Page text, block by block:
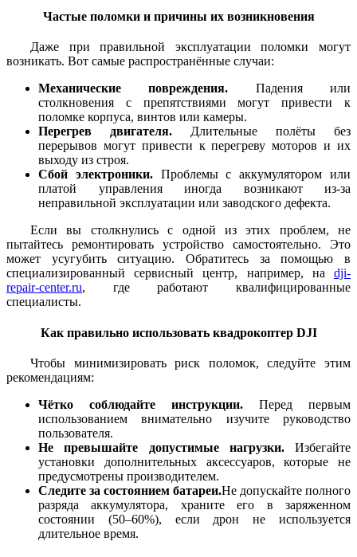
Частые поломки и причины их возникновения
Даже при правильной эксплуатации поломки могут
возникать. Вот самые распространённые случаи:
Механические повреждения. Падения или
столкновения с препятствиями могут привести к
поломке корпуса, винтов или камеры.
Перегрев двигателя. Длительные полёты без
перерывов могут привести к перегреву моторов и их
выходу из строя.
Сбой электроники.Проблемы с аккумулятором или
платой управления иногда возникают из-за
неправильной эксплуатации или заводского дефекта.
Если вы столкнулись с одной из этих проблем, не
пытайтесь ремонтировать устройство самостоятельно. Это
может усугубить ситуацию. Обратитесь за помощью в
специализированный сервисный центр, например, на dji-
repair-center.ru, где работают квалифицированные
специалисты.
Как правильно использовать квадрокоптер DJI
Чтобы минимизировать риск поломок, следуйте этим
рекомендациям:
Чётко соблюдайте инструкции. Перед первым
использованием внимательно изучите руководство
пользователя.
Не превышайте допустимые нагрузки.Избегайте
установки дополнительных аксессуаров, которые не
предусмотрены производителем.
Следите за состоянием батареи.Не допускайте полного
разряда аккумулятора, храните его в заряженном
состоянии (50–60%), если дрон не используется
длительное время.